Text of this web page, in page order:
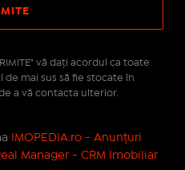
vă daţi acordul ca toate
mai sus să fie stocate în
a vă contacta ulterior.
IMOPEDIA.ro - Anunțuri
Manager - CRM Imobiliar